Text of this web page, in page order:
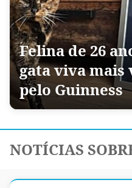
Felina de 26
gata viva mais
pelo Guinness
NOTÍCIAS